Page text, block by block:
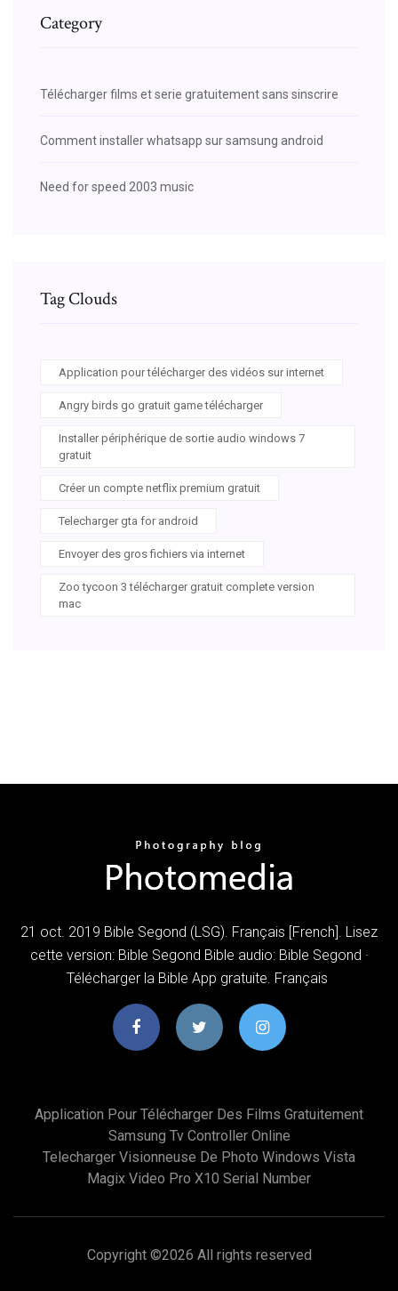
Category
Télécharger films et serie gratuitement sans sinscrire
Comment installer whatsapp sur samsung android
Need for speed 2003 music
Tag Clouds
Application pour télécharger des vidéos sur internet
Angry birds go gratuit game télécharger
Installer périphérique de sortie audio windows 7
gratuit
Créer un compte netflix premium gratuit
Telecharger gta for android
Envoyer des gros fichiers via internet
Zoo tycoon 3 télécharger gratuit complete version
mac
21 oct. 2019 Bible Segond (LSG). Français [French]. Lisez
cette version: Bible Segond Bible audio: Bible Segond ·
Télécharger la Bible App gratuite. Français
Application Pour Télécharger Des Films Gratuitement
Samsung Tv Controller Online
Telecharger Visionneuse De Photo Windows Vista
Magix Video Pro X10 Serial Number
Copyright ©2026 All rights reserved